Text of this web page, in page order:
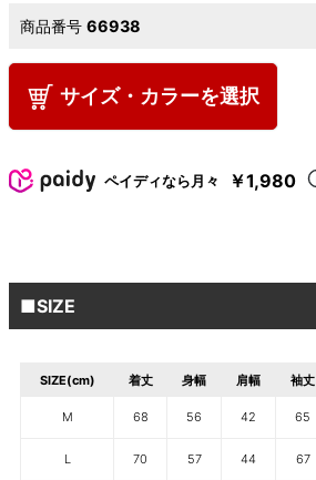
商品番号 66938
サイズ・カラーを選択
ペイディなら月々 ￥1,980
■SIZE
SIZE(cm) 着丈 身幅 肩幅 袖丈
M 68 56 42 65
L 70 57 44 67